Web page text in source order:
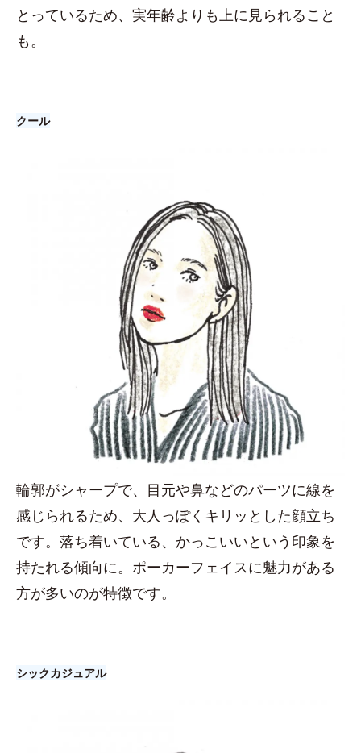
とっているため、実年齢よりも上に見られること
も。
クール
輪郭がシャープで、目元や鼻などのパーツに線を
感じられるため、大人っぽくキリッとした顔立ち
です。落ち着いている、かっこいいという印象を
持たれる傾向に。ポーカーフェイスに魅力がある
方が多いのが特徴です。
シックカジュアル